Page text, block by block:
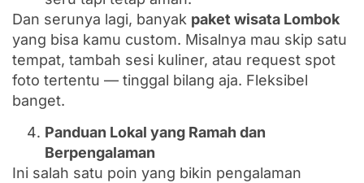
Dan serunya lagi, banyak paket wisata Lombok
yang bisa kamu custom. Misalnya mau skip satu
tempat, tambah sesi kuliner, atau request spot
foto tertentu — tinggal bilang aja. Fleksibel
banget.
Panduan Lokal yang Ramah dan
Berpengalaman
Ini salah satu poin yang bikin pengalaman